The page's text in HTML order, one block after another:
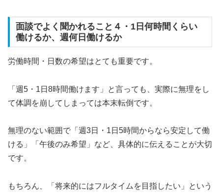
面談でよく聞かれること４・1日何時間くらい
働けるか、週何日働けるか
労働時間・日数の希望はとても重要です。
「週5・1日8時間働けます」と言っても、実際に無理をし
て体調を崩してしまっては本末転倒です。
無理のない範囲で「週3日・1日5時間からなら安定して働
ける」「午後のみ希望」など、具体的に伝えることが大切
です。
もちろん、「将来的にはフルタイムを目指したい」という